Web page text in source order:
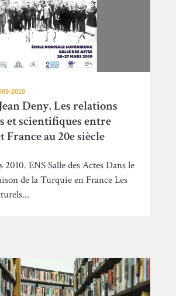
2010
Deny. Les relations
et scientifiques entre
au 20e siècle
2010. ENS Salle des Actes Dans le
de la Turquie en France Les